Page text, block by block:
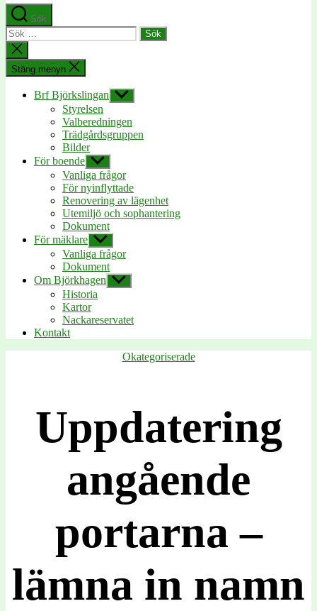
Sök
Sök
efter:
Stäng
sökningen
Stäng menyn
Brf Björkslingan Visa
undermeny
Styrelsen
Valberedningen
Trädgårdsgruppen
Bilder
För boende Visa
undermeny
Vanliga frågor
För nyinflyttade
Renovering av lägenhet
Utemiljö och sophantering
Dokument
För mäklare Visa
undermeny
Vanliga frågor
Dokument
Om Björkhagen Visa
undermeny
Historia
Kartor
Nackareservatet
Kontakt
Kategorier
Okategoriserade
Uppdatering
angående
portarna –
lämna in namn